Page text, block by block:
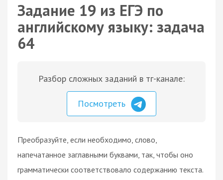
Задание 19 из ЕГЭ по
английскому языку: задача
64
Разбор сложных заданий в тг-канале:
Посмотреть
Преобразуйте, если необходимо, слово,
напечатанное заглавными буквами, так, чтобы оно
грамматически соответствовало содержанию текста.